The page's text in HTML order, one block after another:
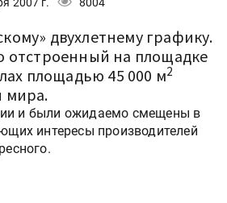
двухлетнему графику.
отстроенный на площадке
площадью 45 000 м2
мира.
и были ожидаемо смещены в
интересы производителей